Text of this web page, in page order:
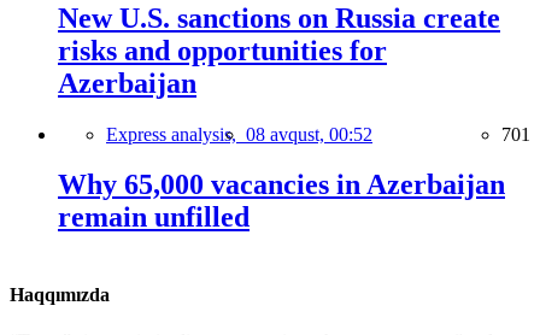
New U.S. sanctions on Russia create
risks and opportunities for
Azerbaijan
Express analysis, 08 avqust, 00:52 701
Why 65,000 vacancies in Azerbaijan
remain unfilled
Haqqımızda